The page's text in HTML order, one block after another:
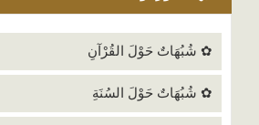
✿ شُبُهَاتٌ حَوْلَ القُرْآنِ
✿ شُبُهَاتٌ حَوْلَ السُنَةِ